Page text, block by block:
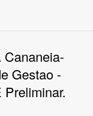
Cananeia-
Gestao -